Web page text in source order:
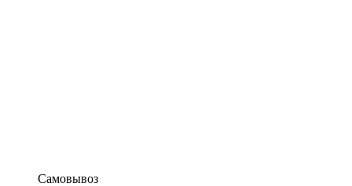
Самовывоз